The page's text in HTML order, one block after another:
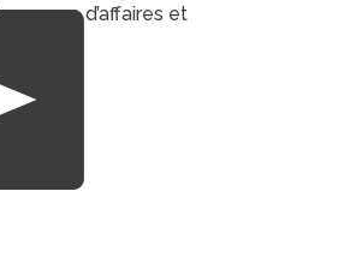
voyage d’affaires et